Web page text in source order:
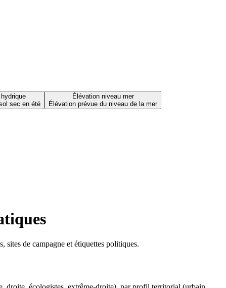
sec en été
Élévation niveau mer
Élévation prévue du niveau de la mer
sites de campagne et étiquettes politiques.